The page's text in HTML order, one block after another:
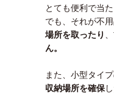
とても便利で当
でも、それが不
場所を取ったり
ん。
また、小型タイ
収納場所を確保